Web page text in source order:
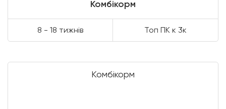
Комбікорм
8 - 18 тижнів Топ ПК к 3к
Комбікорм